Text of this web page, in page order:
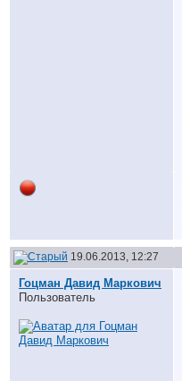
19.06.2013, 12:27
Гоцман Давид Маркович
Пользователь